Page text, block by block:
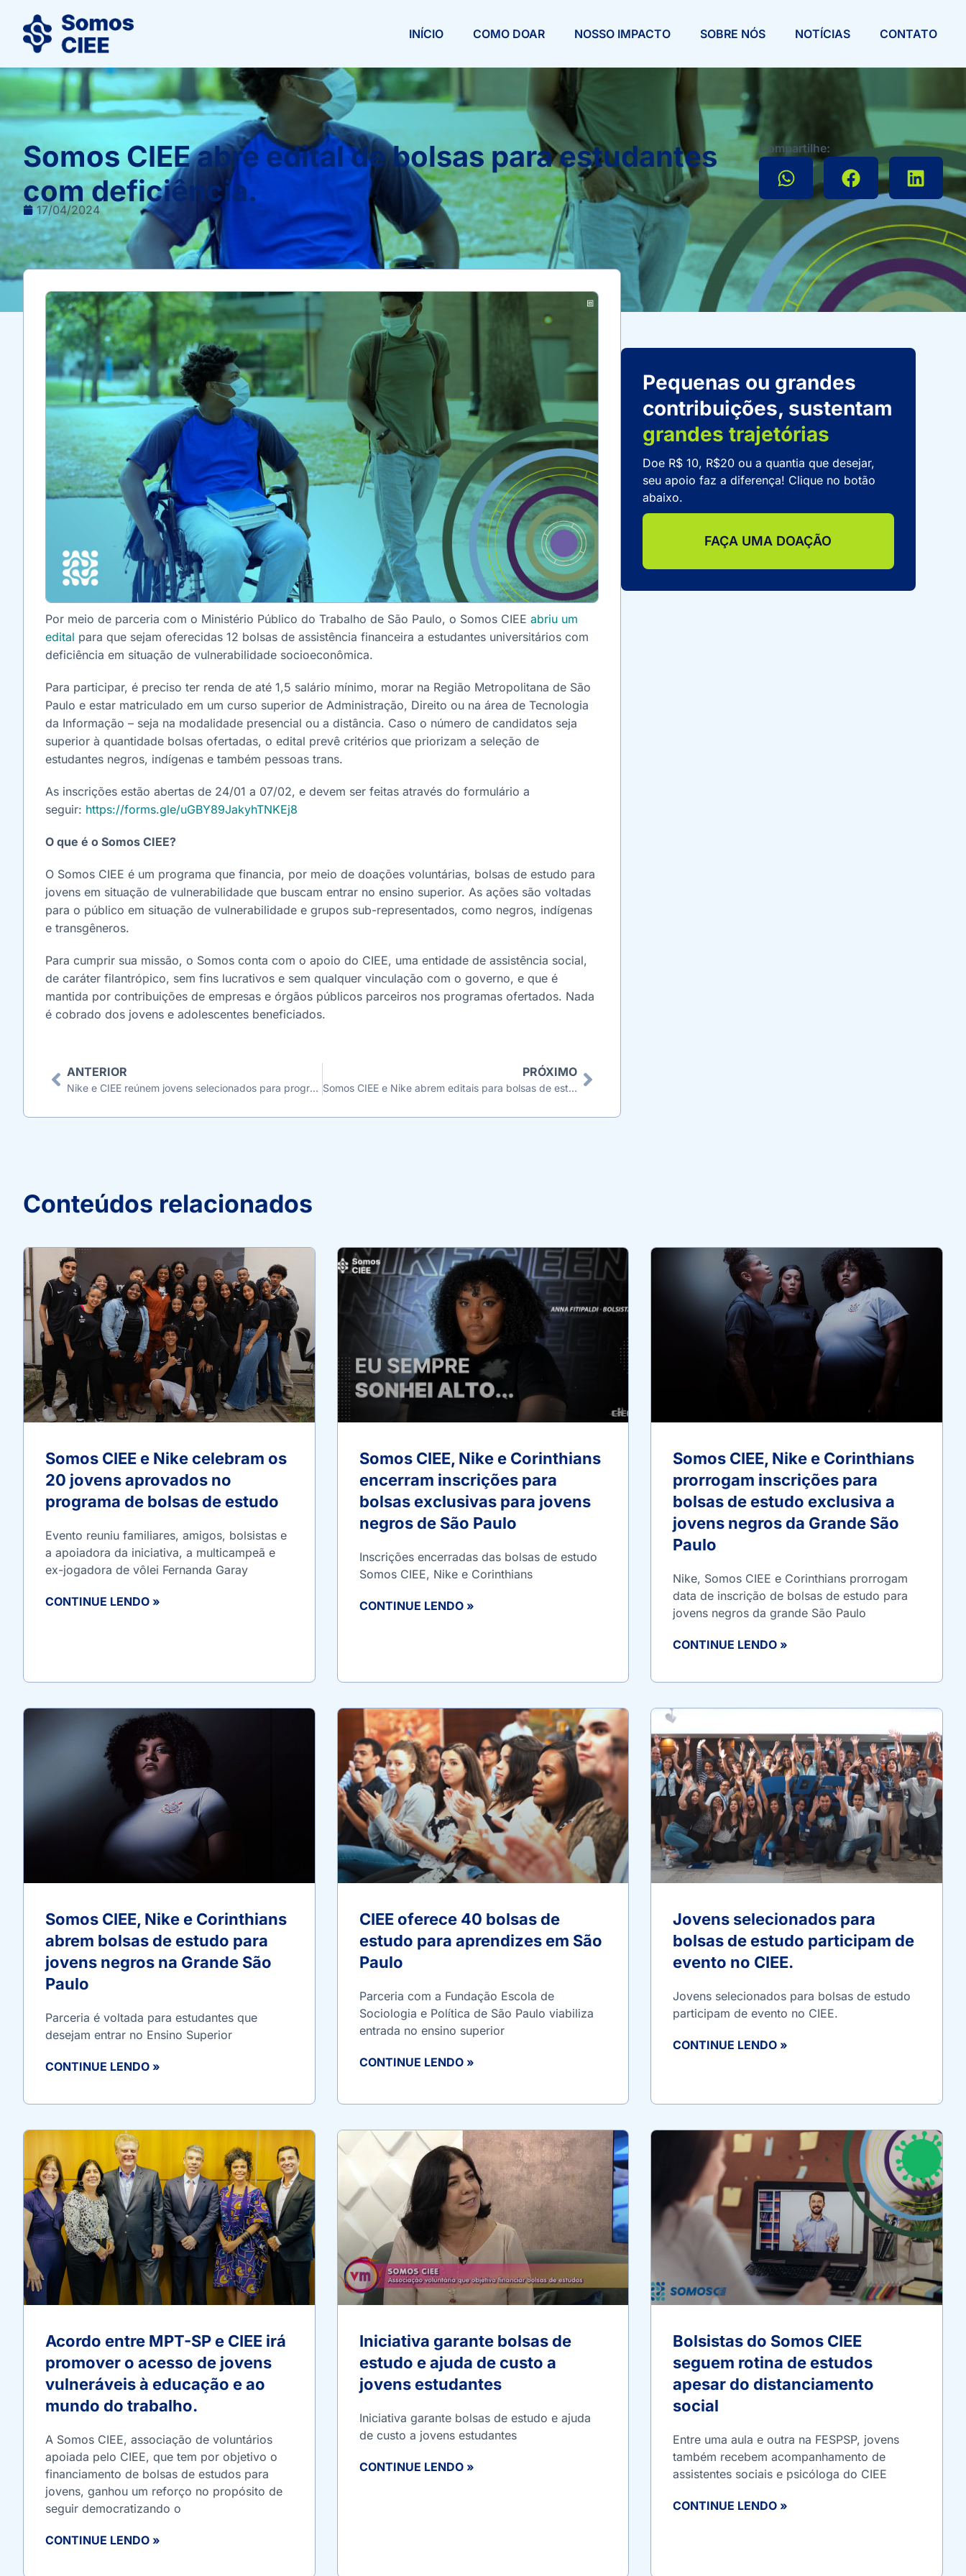
INÍCIO COMO DOAR NOSSO IMPACTO SOBRE NÓS NOTÍCIAS CONTATO
Somos CIEE abre edital de bolsas para estudantes
com deficiência.
17/04/2024
Compartilhe:
Por meio de parceria com o Ministério Público do Trabalho de São Paulo, o Somos CIEE abriu um
edital para que sejam oferecidas 12 bolsas de assistência financeira a estudantes universitários com
deficiência em situação de vulnerabilidade socioeconômica.
Para participar, é preciso ter renda de até 1,5 salário mínimo, morar na Região Metropolitana de São
Paulo e estar matriculado em um curso superior de Administração, Direito ou na área de Tecnologia
da Informação – seja na modalidade presencial ou a distância. Caso o número de candidatos seja
superior à quantidade bolsas ofertadas, o edital prevê critérios que priorizam a seleção de
estudantes negros, indígenas e também pessoas trans.
As inscrições estão abertas de 24/01 a 07/02, e devem ser feitas através do formulário a
seguir: https://forms.gle/uGBY89JakyhTNKEj8
O que é o Somos CIEE?
O Somos CIEE é um programa que financia, por meio de doações voluntárias, bolsas de estudo para
jovens em situação de vulnerabilidade que buscam entrar no ensino superior. As ações são voltadas
para o público em situação de vulnerabilidade e grupos sub-representados, como negros, indígenas
e transgêneros.
Para cumprir sua missão, o Somos conta com o apoio do CIEE, uma entidade de assistência social,
de caráter filantrópico, sem fins lucrativos e sem qualquer vinculação com o governo, e que é
mantida por contribuições de empresas e órgãos públicos parceiros nos programas ofertados. Nada
é cobrado dos jovens e adolescentes beneficiados.
ANTERIOR
Nike e CIEE reúnem jovens selecionados para programa de bolsas de estudo.
PRÓXIMO
Somos CIEE e Nike abrem editais para bolsas de estudo
Pequenas ou grandes
contribuições, sustentam
grandes trajetórias
Doe R$ 10, R$20 ou a quantia que desejar,
seu apoio faz a diferença! Clique no botão
abaixo.
FAÇA UMA DOAÇÃO
Conteúdos relacionados
Somos CIEE e Nike celebram os
20 jovens aprovados no
programa de bolsas de estudo
Evento reuniu familiares, amigos, bolsistas e
a apoiadora da iniciativa, a multicampeã e
ex-jogadora de vôlei Fernanda Garay
CONTINUE LENDO »
Somos CIEE, Nike e Corinthians
encerram inscrições para
bolsas exclusivas para jovens
negros de São Paulo
Inscrições encerradas das bolsas de estudo
Somos CIEE, Nike e Corinthians
CONTINUE LENDO »
Somos CIEE, Nike e Corinthians
prorrogam inscrições para
bolsas de estudo exclusiva a
jovens negros da Grande São
Paulo
Nike, Somos CIEE e Corinthians prorrogam
data de inscrição de bolsas de estudo para
jovens negros da grande São Paulo
CONTINUE LENDO »
Somos CIEE, Nike e Corinthians
abrem bolsas de estudo para
jovens negros na Grande São
Paulo
Parceria é voltada para estudantes que
desejam entrar no Ensino Superior
CONTINUE LENDO »
CIEE oferece 40 bolsas de
estudo para aprendizes em São
Paulo
Parceria com a Fundação Escola de
Sociologia e Política de São Paulo viabiliza
entrada no ensino superior
CONTINUE LENDO »
Jovens selecionados para
bolsas de estudo participam de
evento no CIEE.
Jovens selecionados para bolsas de estudo
participam de evento no CIEE.
CONTINUE LENDO »
Acordo entre MPT-SP e CIEE irá
promover o acesso de jovens
vulneráveis à educação e ao
mundo do trabalho.
A Somos CIEE, associação de voluntários
apoiada pelo CIEE, que tem por objetivo o
financiamento de bolsas de estudos para
jovens, ganhou um reforço no propósito de
seguir democratizando o
CONTINUE LENDO »
Iniciativa garante bolsas de
estudo e ajuda de custo a
jovens estudantes
Iniciativa garante bolsas de estudo e ajuda
de custo a jovens estudantes
CONTINUE LENDO »
Bolsistas do Somos CIEE
seguem rotina de estudos
apesar do distanciamento
social
Entre uma aula e outra na FESPSP, jovens
também recebem acompanhamento de
assistentes sociais e psicóloga do CIEE
CONTINUE LENDO »